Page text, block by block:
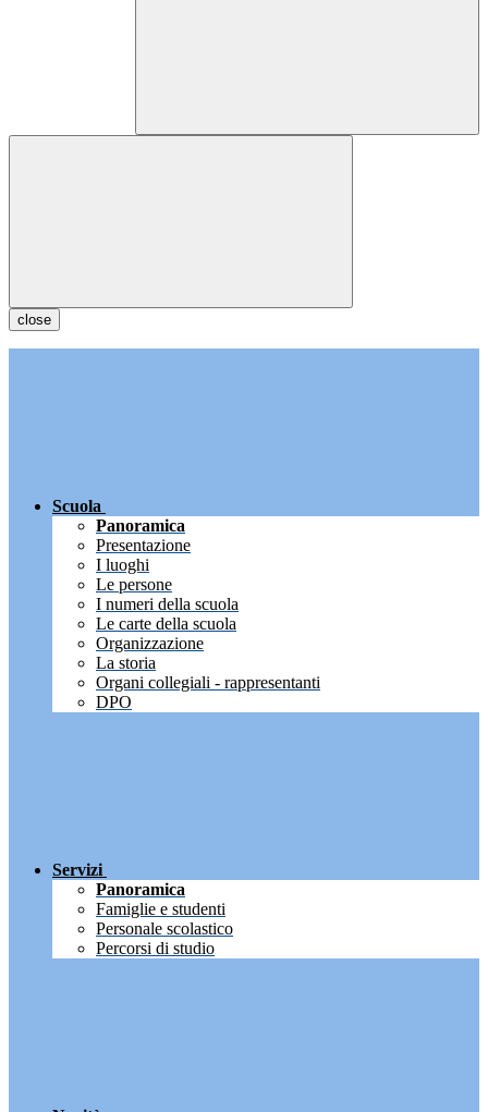
close
Scuola
Panoramica
Presentazione
I luoghi
Le persone
I numeri della scuola
Le carte della scuola
Organizzazione
La storia
Organi collegiali - rappresentanti
DPO
Servizi
Panoramica
Famiglie e studenti
Personale scolastico
Percorsi di studio